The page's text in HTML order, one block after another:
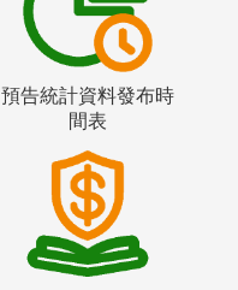
預告統計資料發布時
間表